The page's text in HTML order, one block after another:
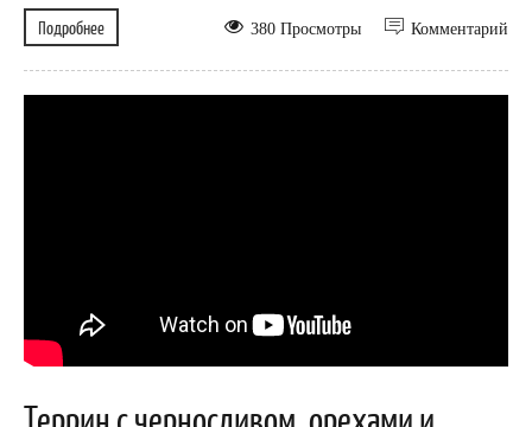
Подробнее Комментарий
380 Просмотры
Террин с черносливом, орехами и